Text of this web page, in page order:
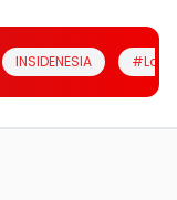
INSIDENESIA